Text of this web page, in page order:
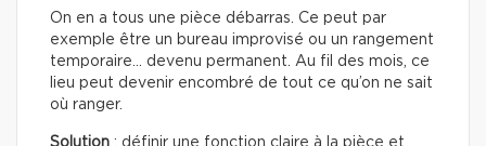
On en a tous une pièce débarras. Ce peut par
exemple être un bureau improvisé ou un rangement
temporaire… devenu permanent. Au fil des mois, ce
lieu peut devenir encombré de tout ce qu’on ne sait
où ranger.